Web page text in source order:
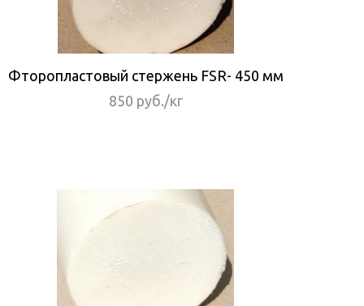
Фторопластовый стержень FSR- 450 мм
850 руб./кг